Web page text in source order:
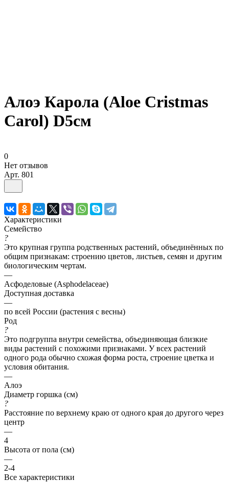
Алоэ Карола (Aloe Cristmas
Carol) D5см
0
Нет отзывов
Арт. 801
Характеристики
Семейство
?
Это крупная группа родственных растений, объединённых по
общим признакам: строению цветов, листьев, семян и другим
биологическим чертам.
—
Асфоделовые (Asphodelaceae)
Доступная доставка
—
по всей России (растения с весны)
Род
?
Это подгруппа внутри семейства, объединяющая близкие
виды растений с похожими признаками. У всех растений
одного рода обычно схожая форма роста, строение цветка и
условия обитания.
—
Алоэ
Диаметр горшка (см)
?
Расстояние по верхнему краю от одного края до другого через
центр
—
4
Высота от пола (см)
—
2-4
Все характеристики